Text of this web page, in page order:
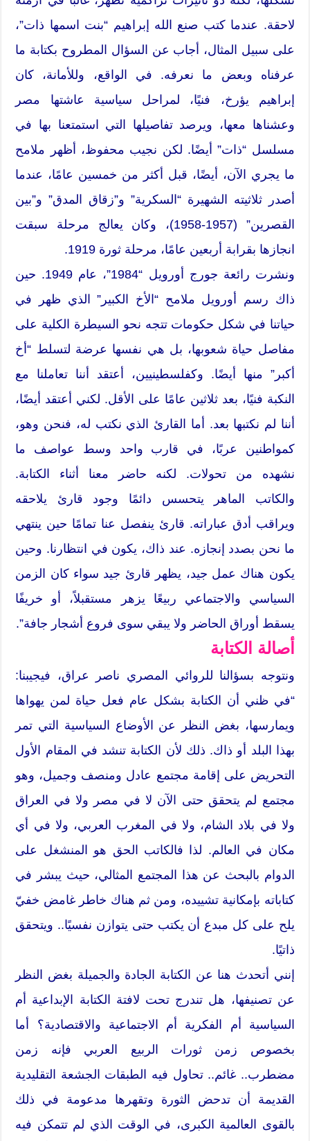
لاحقة. عندما كتب صنع الله إبراهيم “بنت اسمها ذات”،
على سبيل المثال، أجاب عن السؤال المطروح بكتابة ما
عرفناه وبعض ما نعرفه. في الواقع، وللأمانة، كان
إبراهيم يؤرخ، فنيًا، لمراحل سياسية عاشتها مصر
وعشناها معها، ويرصد تفاصيلها التي استمتعنا بها في
مسلسل “ذات” أيضًا. لكن نجيب محفوظ، أظهر ملامح
ما يجري الآن، أيضًا، قبل أكثر من خمسين عامًا، عندما
أصدر ثلاثيته الشهيرة “السكرية” و”زقاق المدق” و”بين
القصرين” (1957-1958)، وكان يعالج مرحلة سبقت
انجازها بقرابة أربعين عامًا، مرحلة ثورة 1919.
ونشرت رائعة جورج أورويل “1984”، عام 1949. حين
ذاك رسم أورويل ملامح “الأخ الكبير” الذي ظهر في
حياتنا في شكل حكومات تتجه نحو السيطرة الكلية على
مفاصل حياة شعوبها، بل هي نفسها عرضة لتسلط “أخ
أكبر” منها أيضًا. وكفلسطينيين، أعتقد أننا تعاملنا مع
النكبة فنيًا، بعد ثلاثين عامًا على الأقل. لكني أعتقد أيضًا،
أننا لم نكتبها بعد. أما القارئ الذي نكتب له، فنحن وهو،
كمواطنين عربًا، في قارب واحد وسط عواصف ما
نشهده من تحولات. لكنه حاضر معنا أثناء الكتابة.
والكاتب الماهر يتحسس دائمًا وجود قارئ يلاحقه
ويراقب أدق عباراته. قارئ ينفصل عنا تمامًا حين ينتهي
ما نحن بصدد إنجازه. عند ذاك، يكون في انتظارنا. وحين
يكون هناك عمل جيد، يظهر قارئ جيد سواء كان الزمن
السياسي والاجتماعي ربيعًا يزهر مستقبلاً، أو خريفًا
يسقط أوراق الحاضر ولا يبقي سوى فروع أشجار جافة”.
أصالة الكتابة
ونتوجه بسؤالنا للروائي المصري ناصر عراق، فيجيبنا:
“في ظني أن الكتابة بشكل عام فعل حياة لمن يهواها
ويمارسها، بغض النظر عن الأوضاع السياسية التي تمر
بهذا البلد أو ذاك. ذلك لأن الكتابة تنشد في المقام الأول
التحريض على إقامة مجتمع عادل ومنصف وجميل، وهو
مجتمع لم يتحقق حتى الآن لا في مصر ولا في العراق
ولا في بلاد الشام، ولا في المغرب العربي، ولا في أي
مكان في العالم. لذا فالكاتب الحق هو المنشغل على
الدوام بالبحث عن هذا المجتمع المثالي، حيث يبشر في
كتاباته بإمكانية تشييده، ومن ثم هناك خاطر غامض خفيّ
يلح على كل مبدع أن يكتب حتى يتوازن نفسيًا.. ويتحقق
ذاتيًا.
إنني أتحدث هنا عن الكتابة الجادة والجميلة بغض النظر
عن تصنيفها، هل تندرج تحت لافتة الكتابة الإبداعية أم
السياسية أم الفكرية أم الاجتماعية والاقتصادية؟ أما
بخصوص زمن ثورات الربيع العربي فإنه زمن
مضطرب.. غائم.. تحاول فيه الطبقات الجشعة التقليدية
القديمة أن تدحض الثورة وتقهرها مدعومة في ذلك
بالقوى العالمية الكبرى، في الوقت الذي لم تتمكن فيه